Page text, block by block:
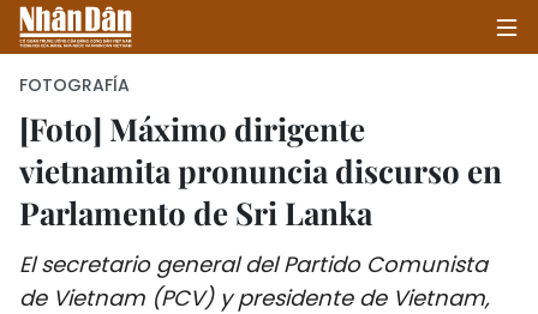
INICIO
POLÍTICA
ECONOMÍA
FOTOGRAFÍA
[Foto] Máximo dirigente
vietnamita pronuncia discurso en
Parlamento de Sri Lanka
El secretario general del Partido Comunista
de Vietnam (PCV) y presidente de Vietnam,